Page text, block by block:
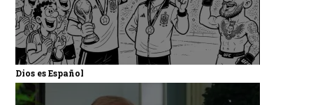
Dios es Español